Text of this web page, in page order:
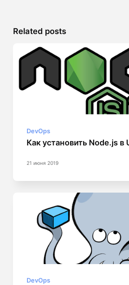
Related posts
DevOps
Как установить Node.js в
21 июня 2019
DevOps